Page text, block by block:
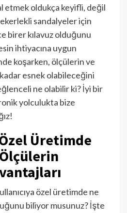
etmek oldukça keyifli, değil
sandalyeler için
birer kılavuz olduğunu
ihtiyacına uygun
koşarken, ölçülerin ve
kadar esnek olabileceğini
ne olabilir ki? İyi bir
yolculukta bize
Üretimde
özel üretimde ne
biliyor musunuz? İşte